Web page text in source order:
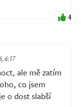
4
6:17
ale mě zatím
co jsem
o dost slabší